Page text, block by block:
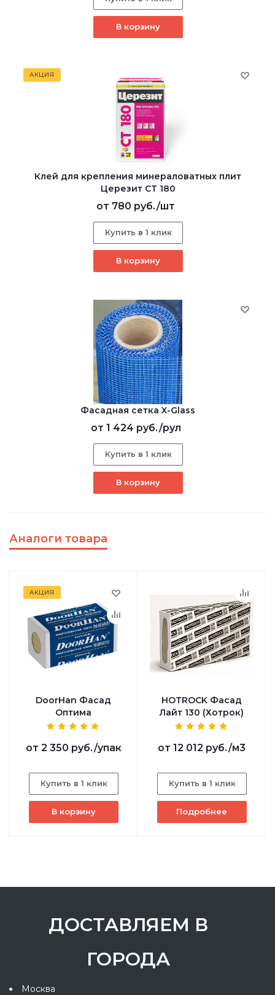
В корзину
АКЦИЯ
Клей для крепления минераловатных плит
Церезит CT 180
от 780 руб./шт
Купить в 1 клик
В корзину
Фасадная сетка X-Glass
от 1 424 руб./рул
Купить в 1 клик
В корзину
Аналоги товара
АКЦИЯ
DoorHan Фасад
Оптима
от 2 350 руб./упак
Купить в 1 клик
В корзину
HOTROCK Фасад
Лайт 130 (Хотрок)
от 12 012 руб./м3
Купить в 1 клик
Подробнее
ДОСТАВЛЯЕМ В
ГОРОДА
Москва